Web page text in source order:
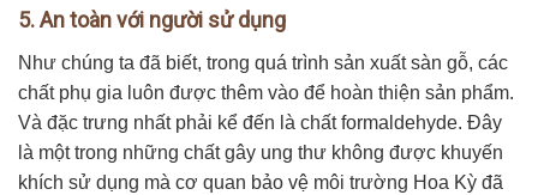
5. An toàn với người sử dụng
Như chúng ta đã biết, trong quá trình sản xuất sàn gỗ, các
chất phụ gia luôn được thêm vào để hoàn thiện sản phẩm.
Và đặc trưng nhất phải kể đến là chất formaldehyde. Đây
là một trong những chất gây ung thư không được khuyến
khích sử dụng mà cơ quan bảo vệ môi trường Hoa Kỳ đã